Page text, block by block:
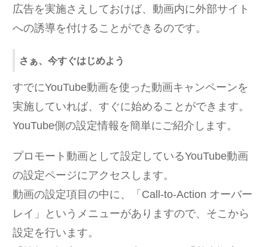
広告を実施さえしておけば、動画内に外部サイト
への誘導を付けることができるのです。
さぁ、今すぐはじめよう
すでにYouTube動画を使った動画キャンペーンを
実施していれば、すぐに始めることができます。
YouTube側の設定情報を簡単にご紹介します。
プロモート動画として設定しているYouTube動画
の設定ページにアクセスします。
動画の設定項目の中に、「Call-to-Action オーバー
レイ」というメニューがありますので、そこから
設定を行います。